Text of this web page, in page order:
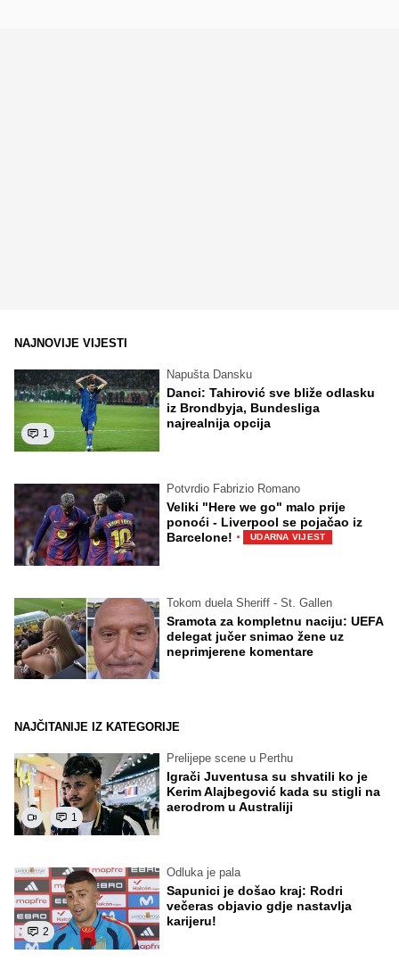
NAJNOVIJE VIJESTI
1
Napušta Dansku
Danci: Tahirović sve bliže odlasku
iz Brondbyja, Bundesliga
najrealnija opcija
Potvrdio Fabrizio Romano
Veliki "Here we go" malo prije
ponoći - Liverpool se pojačao iz
Barcelone! · UDARNA VIJEST
Tokom duela Sheriff - St. Gallen
Sramota za kompletnu naciju: UEFA
delegat jučer snimao žene uz
neprimjerene komentare
NAJČITANIJE IZ KATEGORIJE
1
Prelijepe scene u Perthu
Igrači Juventusa su shvatili ko je
Kerim Alajbegović kada su stigli na
aerodrom u Australiji
2
Odluka je pala
Sapunici je došao kraj: Rodri
večeras objavio gdje nastavlja
karijeru!